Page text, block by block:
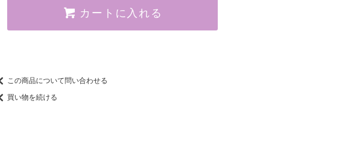
カートに入れる
この商品について問い合わせる
買い物を続ける